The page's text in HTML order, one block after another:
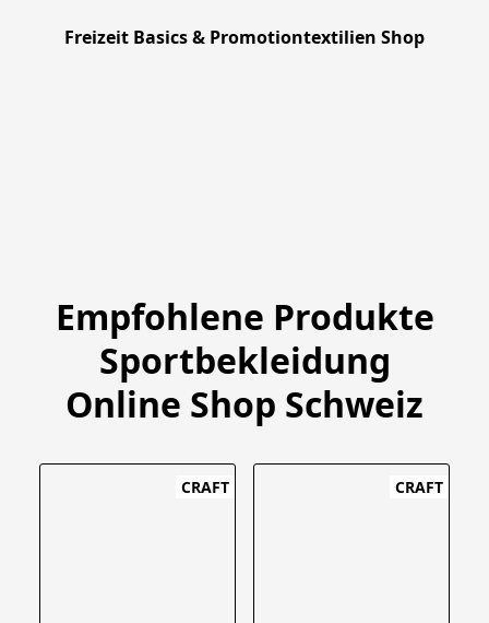
Freizeit Basics & Promotiontextilien Shop
Empfohlene Produkte
Sportbekleidung
Online Shop Schweiz
CRAFT CRAFT